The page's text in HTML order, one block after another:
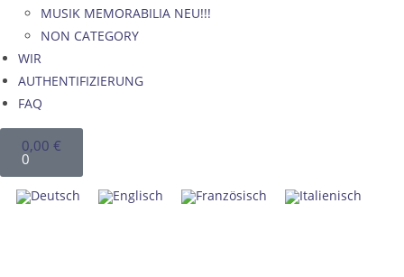
MUSIK MEMORABILIA NEU!!!
NON CATEGORY
WIR
AUTHENTIFIZIERUNG
FAQ
0,00 €
0